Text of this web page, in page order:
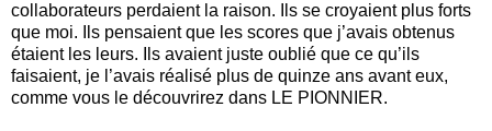
collaborateurs perdaient la raison. Ils se croyaient plus forts
que moi. Ils pensaient que les scores que j’avais obtenus
étaient les leurs. Ils avaient juste oublié que ce qu’ils
faisaient, je l’avais réalisé plus de quinze ans avant eux,
comme vous le découvrirez dans LE PIONNIER.